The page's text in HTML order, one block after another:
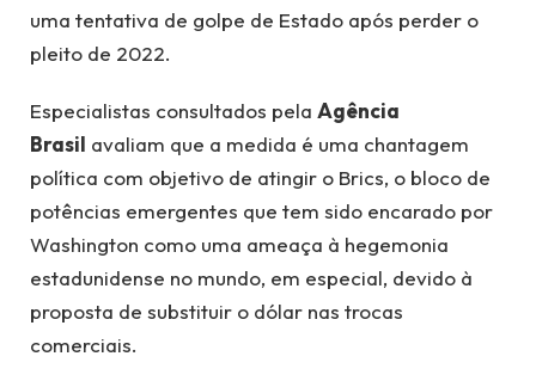
uma tentativa de golpe de Estado após perder o
pleito de 2022.
Especialistas consultados pela Agência
Brasil avaliam que a medida é uma chantagem
política com objetivo de atingir o Brics, o bloco de
potências emergentes que tem sido encarado por
Washington como uma ameaça à hegemonia
estadunidense no mundo, em especial, devido à
proposta de substituir o dólar nas trocas
comerciais.